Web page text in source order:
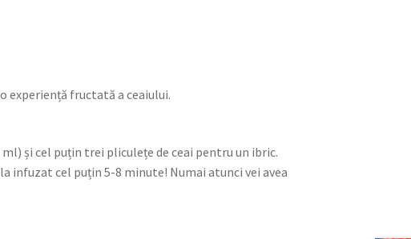
experiență fructată a ceaiului.
și cel puțin trei pliculețe de ceai pentru un ibric.
infuzat cel puțin 5-8 minute! Numai atunci vei avea